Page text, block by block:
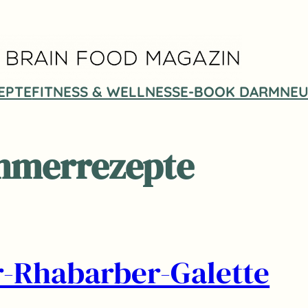
FITNESS & WELLNESSE-BOOK
Rhabarber-Galette